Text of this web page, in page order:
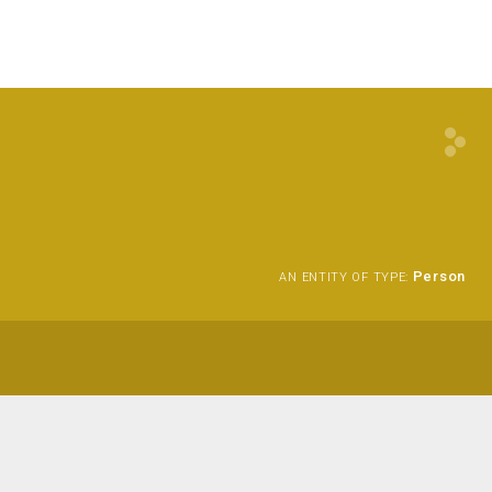
AN ENTITY OF TYPE: Person